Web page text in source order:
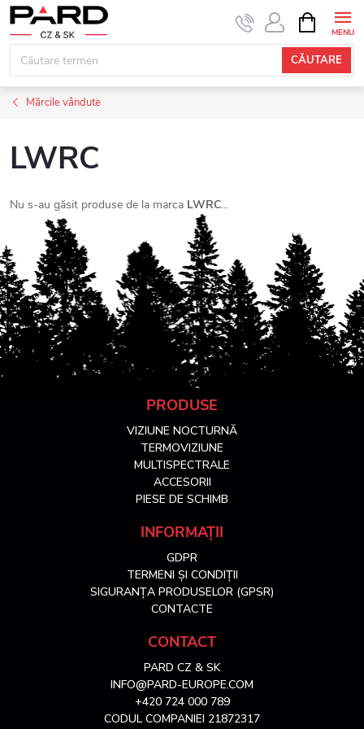
Treci
conținut
CĂUTARE
COŞ
DE
Mărcile vândute
LWRC
Nu s-au găsit produse de la marca LWRC...
PRODUSE
VIZIUNE NOCTURNĂ
TERMOVIZIUNE
MULTISPECTRALE
ACCESORII
PIESE DE SCHIMB
INFORMAȚII
GDPR
TERMENI ȘI CONDIȚII
SIGURANȚA PRODUSELOR (GPSR)
CONTACTE
CONTACT
PARD CZ & SK
INFO@PARD-EUROPE.COM
+420 724 000 789
CODUL COMPANIEI 21872317